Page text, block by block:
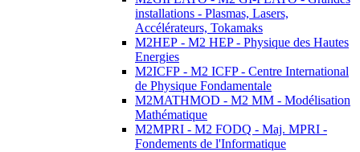
installations - Plasmas, Lasers,
Accélérateurs, Tokamaks
M2HEP - M2 HEP - Physique des Hautes
Energies
M2ICFP - M2 ICFP - Centre International
de Physique Fondamentale
M2MATHMOD - M2 MM - Modélisation
Mathématique
M2MPRI - M2 FODQ - Maj. MPRI -
Fondements de l'Informatique